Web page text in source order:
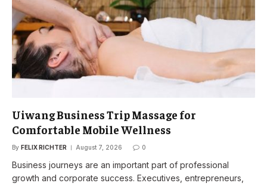
Uiwang Business Trip Massage for
Comfortable Mobile Wellness
By FELIX RICHTER August 7, 2026 0
Business journeys are an important part of professional
growth and corporate success. Executives, entrepreneurs,